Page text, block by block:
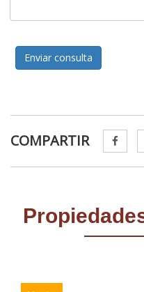
Enviar consulta
COMPARTIR